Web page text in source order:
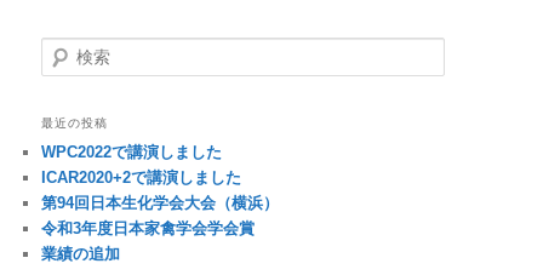
検
索
最近の投稿
WPC2022で講演しました
ICAR2020+2で講演しました
第94回日本生化学会大会（横浜）
令和3年度日本家禽学会学会賞
業績の追加